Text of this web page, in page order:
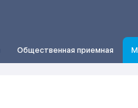
Общественная приемная